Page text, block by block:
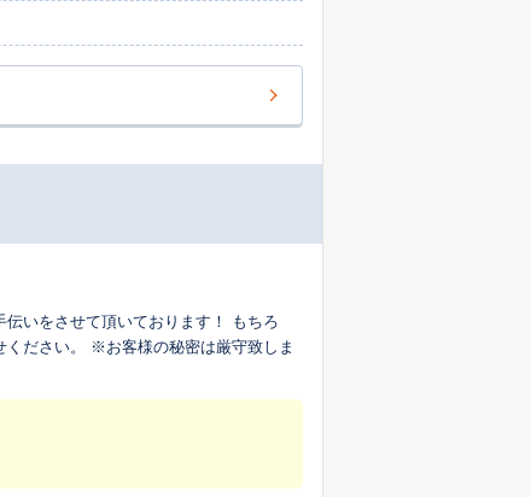
いをさせて頂いております！ もちろ
ください。 ※お客様の秘密は厳守致しま